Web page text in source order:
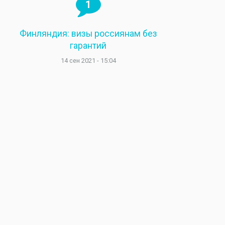
1
Финляндия: визы россиянам без
гарантий
14 сен 2021 - 15:04